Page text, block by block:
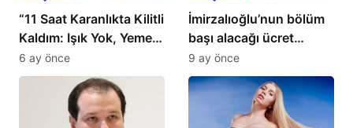
“11 Saat Karanlıkta Kilitli
Kaldım: Işık Yok, Yemek
Yok, Tuvalet Yok!”
Çağla Şikel’den Şok
6 ay önce
İmirzalıoğlu’nun bölüm
başı alacağı ücret
Türkiye’de bir ilk:
Gözünü 2 ilçeye dikti!
9 ay önce